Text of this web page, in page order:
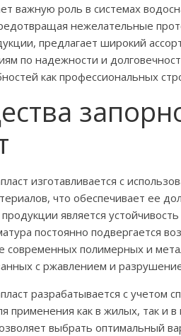
важную роль в системах
нежелательные
предлагает широкий
по надежности и
как профессиональных
изготавливается с
что обеспечивает ее
является
постоянно подвергается
современных полимерных и
с ржавлением и
разрабатывается с учетом
применения как в жилых, так и
выбрать оптимальный